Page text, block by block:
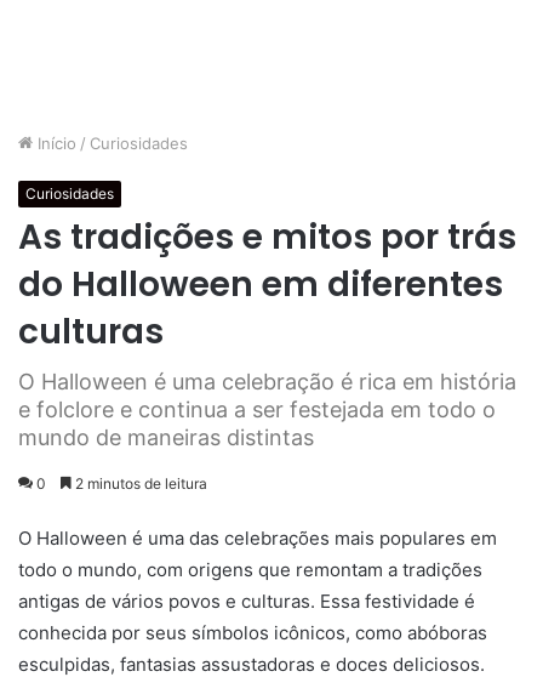
Início / Curiosidades
Curiosidades
As tradições e mitos por trás
do Halloween em diferentes
culturas
O Halloween é uma celebração é rica em história
e folclore e continua a ser festejada em todo o
mundo de maneiras distintas
0 2 minutos de leitura
O Halloween é uma das celebrações mais populares em
todo o mundo, com origens que remontam a tradições
antigas de vários povos e culturas. Essa festividade é
conhecida por seus símbolos icônicos, como abóboras
esculpidas, fantasias assustadoras e doces deliciosos.